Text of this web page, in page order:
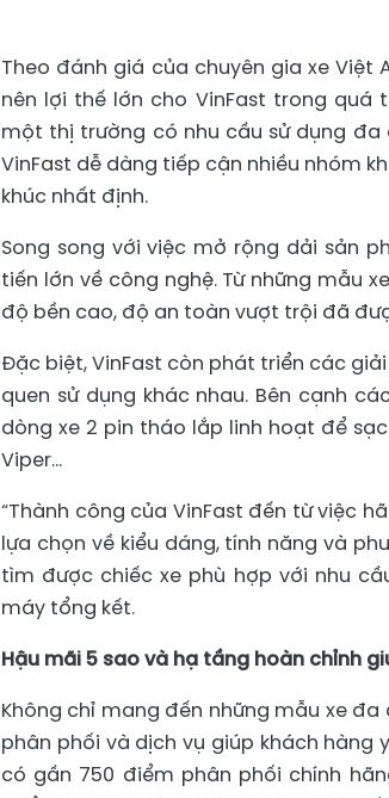
Theo đánh giá của chuyên gia xe
nên lợi thế lớn cho VinFast trong quá
một thị trường có nhu cầu sử dụng đa
VinFast dễ dàng tiếp cận nhiều nhóm
khúc nhất định.
Song song với việc mở rộng dải sản
tiến lớn về công nghệ. Từ những mẫu
độ bền cao, độ an toàn vượt trội đã
Đặc biệt, VinFast còn phát triển các
quen sử dụng khác nhau. Bên cạnh
dòng xe 2 pin tháo lắp linh hoạt để
Viper…
“Thành công của VinFast đến từ việc
lựa chọn về kiểu dáng, tính năng và
tìm được chiếc xe phù hợp với nhu
máy tổng kết.
Hậu mãi 5 sao và hạ tầng hoàn chỉnh
Không chỉ mang đến những mẫu xe
phân phối và dịch vụ giúp khách hàng
có gần 750 điểm phân phối chính